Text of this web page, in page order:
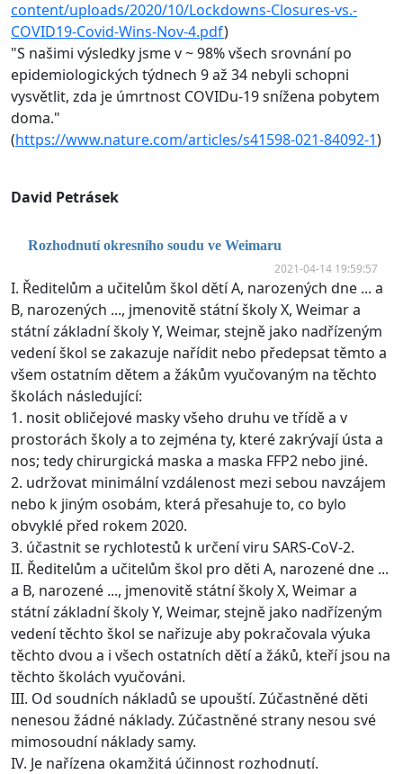
content/uploads/2020/10/Lockdowns-Closures-vs.-
COVID19-Covid-Wins-Nov-4.pdf)
"S našimi výsledky jsme v ~ 98% všech srovnání po
epidemiologických týdnech 9 až 34 nebyli schopni
vysvětlit, zda je úmrtnost COVIDu-19 snížena pobytem
doma."
(https://www.nature.com/articles/s41598-021-84092-1)
David Petrásek
Rozhodnutí okresního soudu ve Weimaru
2021-04-14 19:59:57
I. Ředitelům a učitelům škol dětí A, narozených dne ... a
B, narozených ..., jmenovitě státní školy X, Weimar a
státní základní školy Y, Weimar, stejně jako nadřízeným
vedení škol se zakazuje nařídit nebo předepsat těmto a
všem ostatním dětem a žákům vyučovaným na těchto
školách následující:
1. nosit obličejové masky všeho druhu ve třídě a v
prostorách školy a to zejména ty, které zakrývají ústa a
nos; tedy chirurgická maska a maska FFP2 nebo jiné.
2. udržovat minimální vzdálenost mezi sebou navzájem
nebo k jiným osobám, která přesahuje to, co bylo
obvyklé před rokem 2020.
3. účastnit se rychlotestů k určení viru SARS-CoV-2.
II. Ředitelům a učitelům škol pro děti A, narozené dne ...
a B, narozené ..., jmenovitě státní školy X, Weimar a
státní základní školy Y, Weimar, stejně jako nadřízeným
vedení těchto škol se nařizuje aby pokračovala výuka
těchto dvou a i všech ostatních dětí a žáků, kteří jsou na
těchto školách vyučováni.
III. Od soudních nákladů se upouští. Zúčastněné děti
nenesou žádné náklady. Zúčastněné strany nesou své
mimosoudní náklady samy.
IV. Je nařízena okamžitá účinnost rozhodnutí.